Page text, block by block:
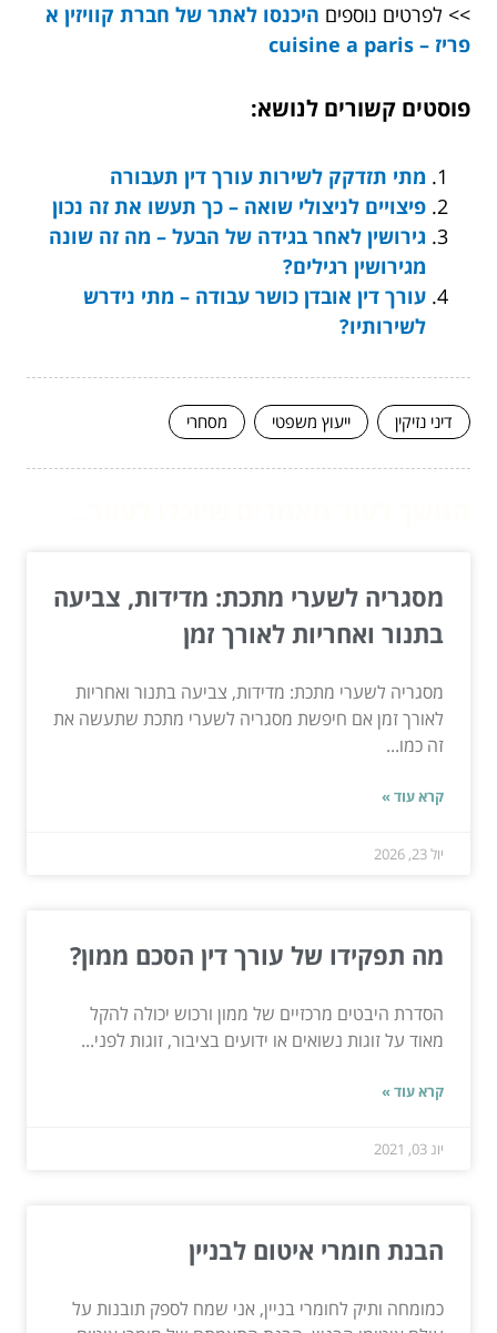
>> לפרטים נוספים היכנסו לאתר של חברת קוויזין א
פריז – cuisine a paris
פוסטים קשורים לנושא:
מתי תזדקק לשירות עורך דין תעבורה
פיצויים לניצולי שואה – כך תעשו את זה נכון
גירושין לאחר בגידה של הבעל – מה זה שונה
מגירושין רגילים?
עורך דין אובדן כושר עבודה – מתי נידרש
לשירותיו?
דיני נזיקין ייעוץ משפטי מסחרי
מסגריה לשערי מתכת: מדידות, צביעה
בתנור ואחריות לאורך זמן
מסגריה לשערי מתכת: מדידות, צביעה בתנור ואחריות
לאורך זמן אם חיפשת מסגריה לשערי מתכת שתעשה את
זה כמו...
קרא עוד »
יול 23, 2026
מה תפקידו של עורך דין הסכם ממון?
הסדרת היבטים מרכזיים של ממון ורכוש יכולה להקל
מאוד על זוגות נשואים או ידועים בציבור, זוגות לפני...
קרא עוד »
יונ 03, 2021
הבנת חומרי איטום לבניין
כמומחה ותיק לחומרי בניין, אני שמח לספק תובנות על